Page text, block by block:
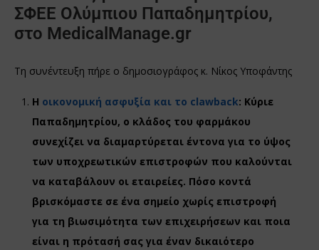
ΣΦΕΕ Ολύμπιου Παπαδημητρίου,
στο MedicalManage.gr
Τη συνέντευξη πήρε ο δημοσιογράφος κ. Νίκος Υποφάντης
Η οικονομική ασφυξία και το clawback: Κύριε
Παπαδημητρίου, ο κλάδος του φαρμάκου
συνεχίζει να διαμαρτύρεται έντονα για το ύψος
των υποχρεωτικών επιστροφών που καλούνται
να καταβάλουν οι εταιρείες. Πόσο κοντά
βρισκόμαστε σε ένα σημείο χωρίς επιστροφή
για τη βιωσιμότητα των επιχειρήσεων και ποια
είναι η πρότασή σας για έναν δικαιότερο